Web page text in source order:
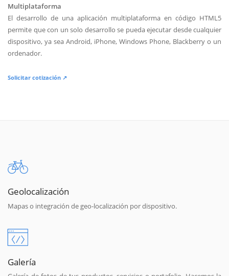
Multiplataforma
El desarrollo de una aplicación multiplataforma en código HTML5
permite que con un solo desarrollo se pueda ejecutar desde cualquier
dispositivo, ya sea Android, iPhone, Windows Phone, Blackberry o un
ordenador.
Solicitar cotización ↗
Geolocalización
Mapas o integración de geo-localización por dispositivo.
Galería